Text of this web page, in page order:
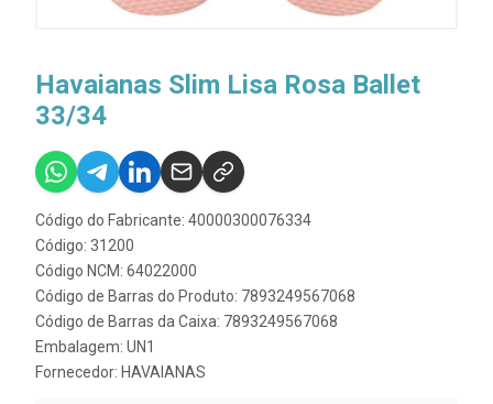
Havaianas Slim Lisa Rosa Ballet
33/34
Código do Fabricante: 40000300076334
Código: 31200
Código NCM: 64022000
Código de Barras do Produto: 7893249567068
Código de Barras da Caixa: 7893249567068
Embalagem: UN1
Fornecedor: HAVAIANAS